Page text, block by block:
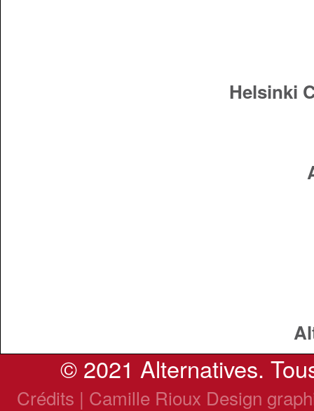
Helsinki
© 2021 Alternatives.
Crédits | Camille Rioux Design